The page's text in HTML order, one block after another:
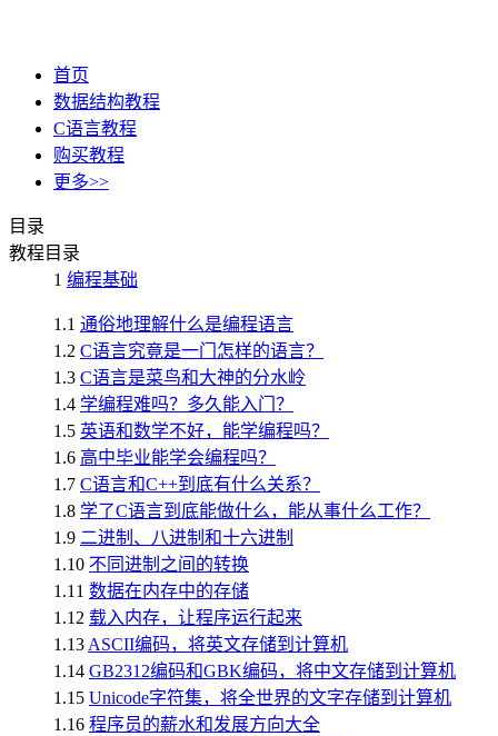
首页
数据结构教程
C语言教程
购买教程
更多>>
目录
教程目录
1 编程基础
1.1 通俗地理解什么是编程语言
1.2 C语言究竟是一门怎样的语言？
1.3 C语言是菜鸟和大神的分水岭
1.4 学编程难吗？多久能入门？
1.5 英语和数学不好，能学编程吗？
1.6 高中毕业能学会编程吗？
1.7 C语言和C++到底有什么关系？
1.8 学了C语言到底能做什么，能从事什么工作？
1.9 二进制、八进制和十六进制
1.10 不同进制之间的转换
1.11 数据在内存中的存储
1.12 载入内存，让程序运行起来
1.13 ASCII编码，将英文存储到计算机
1.14 GB2312编码和GBK编码，将中文存储到计算机
1.15 Unicode字符集，将全世界的文字存储到计算机
1.16 程序员的薪水和发展方向大全